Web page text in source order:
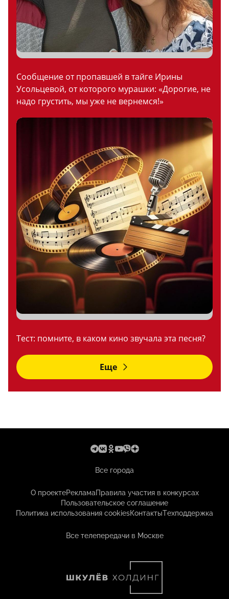
Сообщение от пропавшей в тайге Ирины
Усольцевой, от которого мурашки: «Дорогие, не
надо грустить, мы уже не вернемся!»
Тест: помните, в каком кино звучала эта песня?
Еще
Все города
О проектеРекламаПравила участия в конкурсах
Пользовательское соглашение
Политика использования cookiesКонтактыТехподдержка
Все телепередачи в Москве